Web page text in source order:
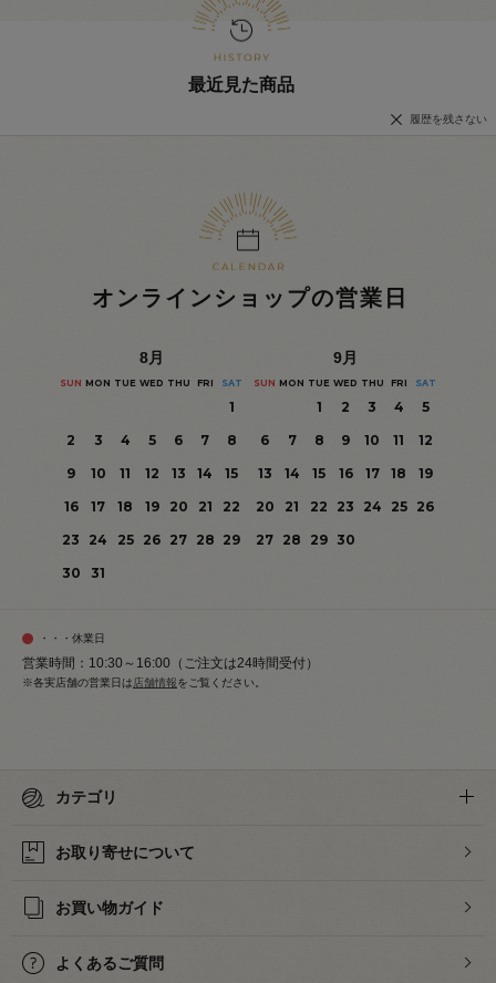
最近見た商品
履歴を残さない
オンラインショップの営業日
8月
SUN MON TUE WED THU FRI SAT
1
2
3 4 5 6 7
8
9
10 11 12 13 14
15
16
17 18 19 20 21
22
23
24 25 26 27 28 29
30
31
9月
SUN MON TUE WED THU FRI SAT
1 2 3 4
5
6
7 8 9 10 11
12
13
14 15 16 17 18
19
20
21 22 23 24 25
26
27 28 29 30
・・・休業日
営業時間：10:30～16:00（ご注文は24時間受付）
※各実店舗の営業日は 店舗情報をご覧ください。
カテゴリ
お取り寄せについて
お買い物ガイド
よくあるご質問